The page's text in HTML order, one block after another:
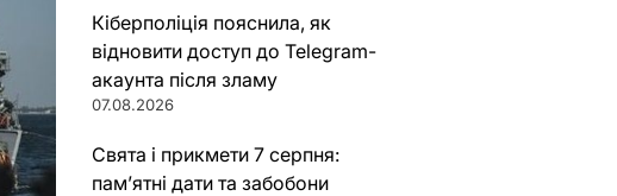
Кіберполіція пояснила, як
відновити доступ до Telegram-
акаунта після зламу
07.08.2026
Свята і прикмети 7 серпня:
пам’ятні дати та забобони